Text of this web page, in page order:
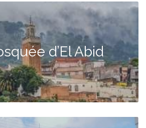
d’El Abid